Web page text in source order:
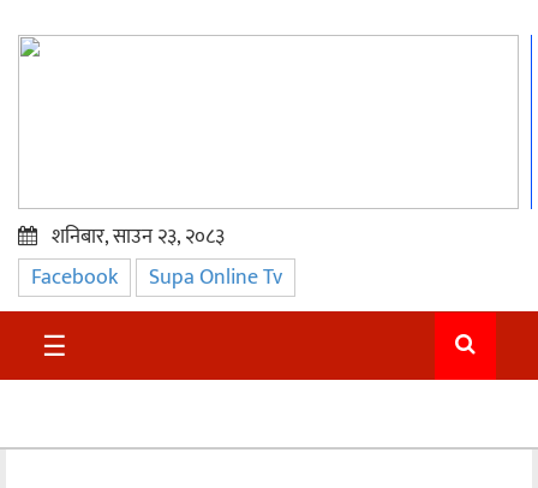
प्रमुख
समाचार
सुदुर
शनिबार, साउन २३, २०८३
Facebook Supa Online Tv
☰